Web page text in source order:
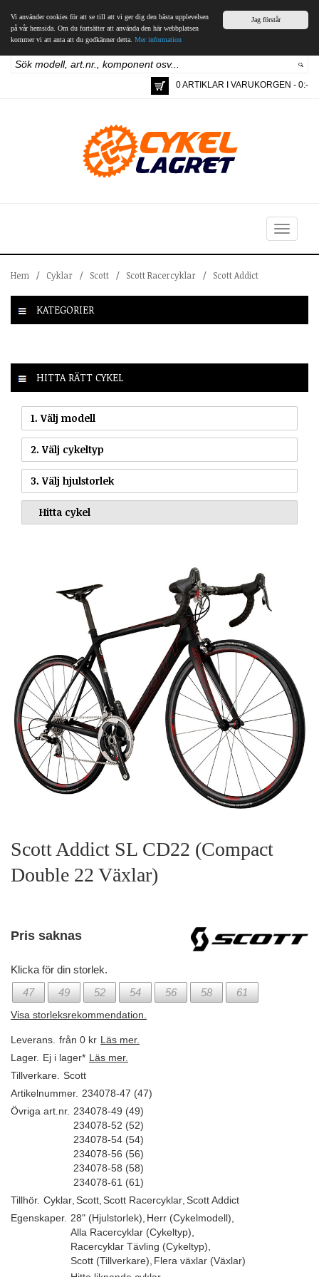
Jag förstår
Vi använder cookies för att se till att vi ger dig den bästa upplevelsen
på vår hemsida. Om du fortsätter att använda den här webbplatsen
kommer vi att anta att du godkänner detta. Mer information
0 ARTIKLAR I VARUKORGEN - 0:-
Toggle
navigation
Hem / Cyklar / Scott / Scott Racercyklar / Scott Addict
KATEGORIER
HITTA RÄTT CYKEL
1. Välj modell
2. Välj cykeltyp
3. Välj hjulstorlek
Scott Addict SL CD22 (Compact
Double 22 Växlar)
Pris saknas
Klicka för din storlek.
47
49 52 54 56 58 61
Visa storleksrekommendation.
Leverans. från 0 kr Läs mer.
Lager. Ej i lager* Läs mer.
Tillverkare. Scott
Artikelnummer. 234078-47 (47)
Övriga art.nr. 234078-49 (49)
234078-52 (52)
234078-54 (54)
234078-56 (56)
234078-58 (58)
234078-61 (61)
Tillhör. Cyklar Scott Scott Racercyklar Scott Addict
Egenskaper. 28" (Hjulstorlek) Herr (Cykelmodell)
Alla Racercyklar (Cykeltyp)
Racercyklar Tävling (Cykeltyp)
Scott (Tillverkare) Flera växlar (Växlar)